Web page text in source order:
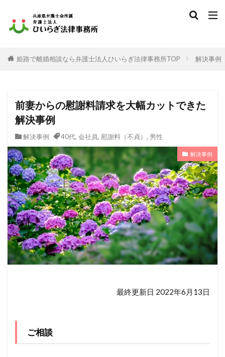
姫路で離婚相談なら弁護士法人ひいらぎ法律事務所TOP 解決事例
前妻からの慰謝料請求を大幅カットできた
解決事例
解決事例 40代, 会社員, 慰謝料（不貞） , 男性
解決事例
最終更新日 2022年6月13日
ご相談